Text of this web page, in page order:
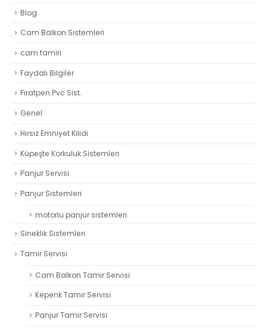
Blog
Cam Balkon Sistemleri
cam tamiri
Faydalı Bilgiler
Fıratpen Pvc Sist.
Genel
Hırsız Emniyet Kilidi
Küpeşte Korkuluk Sistemleri
Panjur Servisi
Panjur Sistemleri
motorlu panjur sistemleri
Sineklik Sistemleri
Tamir Servisi
Cam Balkon Tamir Servisi
Kepenk Tamir Servisi
Panjur Tamir Servisi